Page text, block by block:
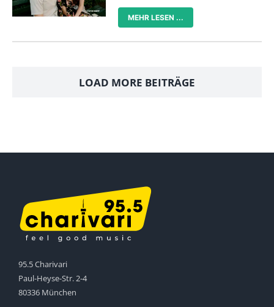
MEHR LESEN ...
LOAD MORE BEITRÄGE
95.5 Charivari
Paul-Heyse-Str. 2-4
80336 München